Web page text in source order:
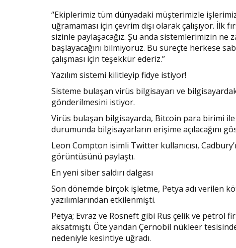
“Ekiplerimiz tüm dünyadaki müşterimizle
uğramaması için çevrim dışı olarak çalışıyor. İlk
sizinle paylaşacağız. Şu anda sistemlerimizin ne
başlayacağını bilmiyoruz. Bu süreçte herkese
çalışması için teşekkür ederiz.”
Yazılım sistemi kilitleyip fidye istiyor!
Sisteme bulaşan virüs bilgisayarı ve
gönderilmesini istiyor.
Virüs bulaşan bilgisayarda, Bitcoin para birimi
durumunda bilgisayarların erişime açılacağını
Leon Compton isimli Twitter kullanıcısı,
görüntüsünü paylaştı.
En yeni siber saldırı dalgası
Son dönemde birçok işletme, Petya adı verilen
yazılımlarından etkilenmişti.
Petya; Evraz ve Rosneft gibi Rus çelik ve petrol
aksatmıştı. Öte yandan Çernobil nükleer
nedeniyle kesintiye uğradı.